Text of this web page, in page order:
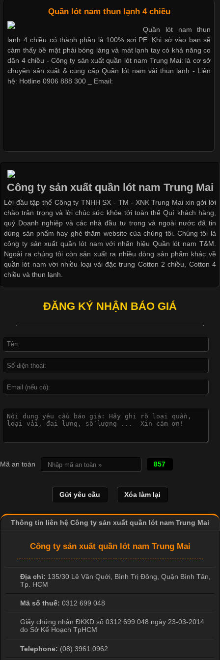
Cập nhật 2026-05-09 15:58:23
Các Form Áo Thun Phổ Biến Hiện Nay Và Xu Hướng Trong
Ngành May Mặc Áo thun là một trong những trang phục quen
thuộc và được sử dụng phổ biến nhất hiện nay. Không chỉ đa
dạng về màu sắc hay chất liệu, áo thun còn có nhiều form dáng
khác nhau để phù hợp với từng phong cách thời trang và nhu
cầu
Áo phông là một trong những trang phục phổ biến nhất trong
đời sống hiện đại nhờ sự tiện lợi, thoải mái và dễ phối đồ.
Không chỉ xuất hiện trong thời trang thường ngày, áo phông còn
được ứng dụng rộng rãi trong ngành sản xuất may mặc, đặc
biệt là các sản phẩm từ vải thun. Hiện nay,
Công Nghệ In Chuyển Nhiệt Trong Ngành Thời Trang Hiện
Cập nhật 2026-04-21 15:41:03
In Chuyển Nhiệt Là Gì? Công Nghệ In Hiện Đại Trong Ngành
là một trong những công nghệ phổ biến nhờ khả năng tạo ra
dụng rộng rãi trong sản xuất áo thun, đồ thể thao
Vì Sao Cơ Sở Sản Xuất Quần Lót Nam Ưa Chuộng Vải
Cotton?
Vải cotton là một trong những chất liệu được sử dụng rộng rãi
và thấm hút mồ hôi tốt. Đây cũng là loại vải được nhiều công ty
sản xuất quần lót nam lựa chọn để tạo ra các sản phẩm chất
Quần lót nam thun lạnh 4 chiều
Quần lót nam thun
lạnh 4 chiều có thành phần là 100% sợi PE. Khi sờ vào bạn sẽ
cảm thấy bề mặt phải bóng láng và mát lạnh tay có khả năng co
dãn 4 chiều - Công ty sản xuất quần lót nam Trung Mai: là cơ sở
chuyên sản xuất & cung cấp Quần lót nam vải thun lạnh - Liên
hệ: Hotline 0906 888 300 _ Email:
Công ty sản xuất quần lót nam Trung Mai
Lời đầu tập thể Công ty TNHH SX - TM - XNK Trung Mai xin gởi lời
chào trân trọng và lời chúc sức khỏe tới toàn thể Quí khách hàng,
quý Doanh nghiệp và các nhà đầu tư trong và ngoài nước đã tin
dùng sản phẩm hay ghé thăm website của chúng tôi. Chúng tôi là
công ty sản xuất quần lót nam với nhãn hiệu Quần lót nam T&M.
Ngoài ra chúng tôi còn sản xuất ra nhiều dòng sản phẩm khác về
quần lót nam với nhiều loại vải đặc trung Cotton 2 chiều, Cotton 4
chiều và thun lạnh.
ĐĂNG KÝ NHẬN BÁO GIÁ
Mã an toàn 857
Thông tin liên hệ Công ty sản xuất quần lót nam Trung Mai
Công ty sản xuất quần lót nam Trung Mai
Địa chỉ: 135/30 Lê Văn Quới, Bình Trị Đông Quận Bình Tân
Tp. HCM
Mã số thuế: 0312 699 048
Giấy chứng nhận ĐKKD số 0312 699 048 ngày 23-03-2014
do Sở Kế Hoạch TpHCM
Telephone: (08).3961.0962